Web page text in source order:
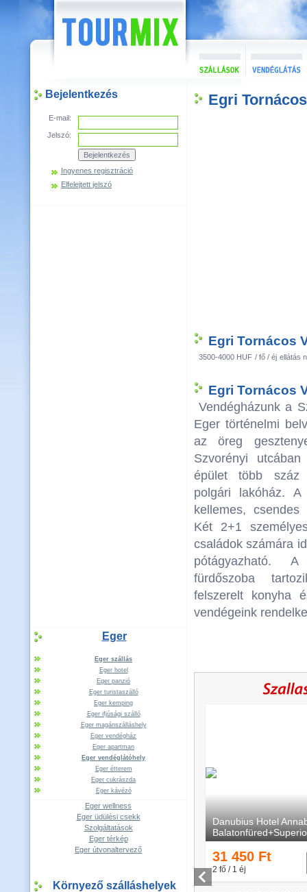
Bejelentkezés
E-mail:
Jelszó:
Ingyenes regisztráció
Elfelejtett jelszó
Eger
Eger szállás
Eger hotel
Eger panzió
Eger turistaszálló
Eger kemping
Eger ifjúsági szálló
Eger magánszálláshely
Eger vendégház
Eger apartman
Eger vendéglátóhely
Eger étterem
Eger cukrászda
Eger kávézó
Eger wellness
Eger üdülési csekk
Szolgáltatások
Eger térkép
Eger útvonaltervező
Környező szálláshelyek
Egri
Egri Tornácos
3500-4000 HUF / fő / éj ellátás
Egri Tornácos
Vendégházunk a
Eger történelmi
az öreg
Szvorényi
épület több
polgári lakóház. A
kellemes,
Két 2+1
családok számára
pótágyazható.
fürdőszoba
felszerelt konyha
vendégeink